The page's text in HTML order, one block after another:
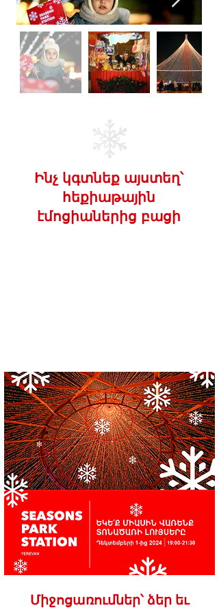
Ինչ կգտնեք այստեղ՝
հեքիաթային
էմոցիաներից բացի
Միջոցառումներ՝ ձեր եւ